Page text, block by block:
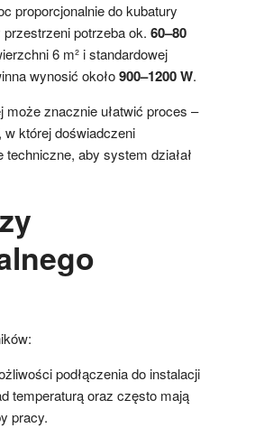
proporcjonalnie do kubatury
potrzeba ok. 60–80
6 m² i standardowej
wynosić około900–1200 W.
znacznie ułatwić proces –
której doświadczeni
aby system działał
podłączenia do instalacji
temperaturą oraz często mają
pracy.